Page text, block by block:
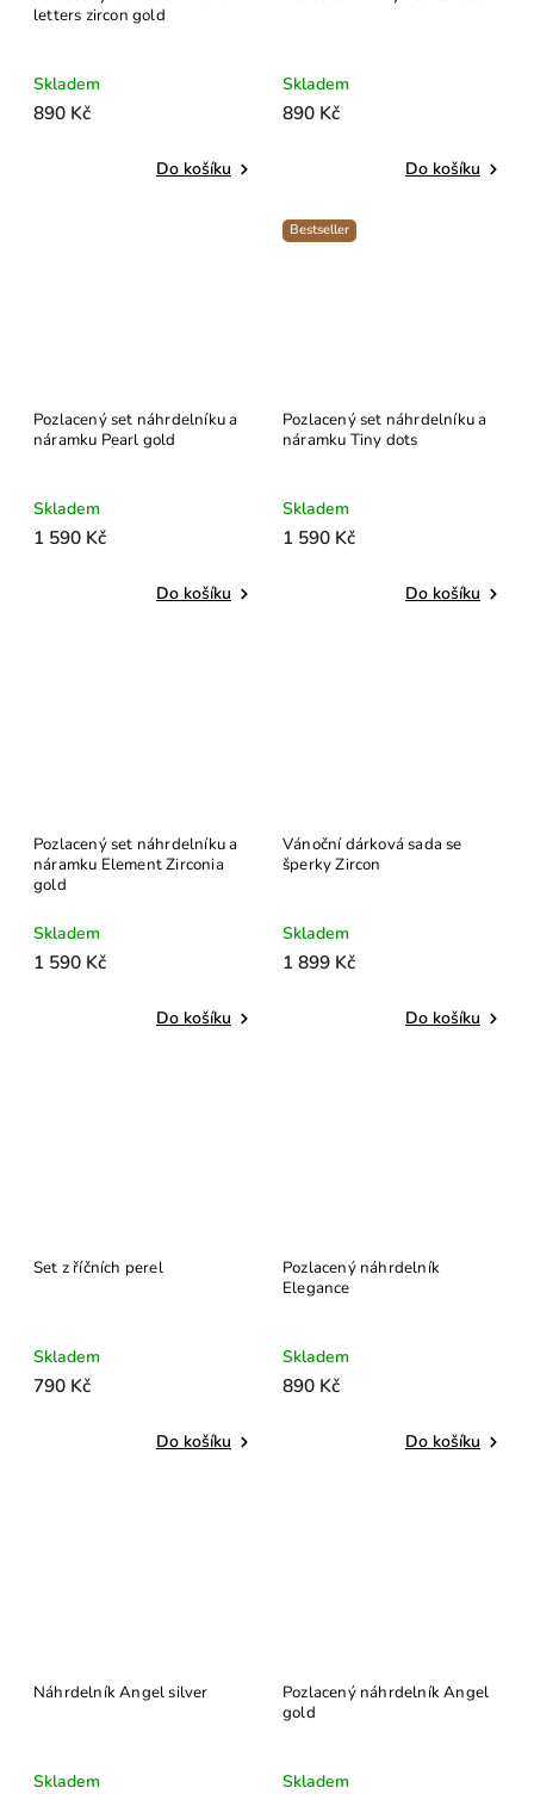
letters zircon gold
Skladem
890 Kč
Do košíku
Skladem
890 Kč
Do košíku
Pozlacený set náhrdelníku a
náramku Pearl gold
Skladem
1 590 Kč
Do košíku
Bestseller
Pozlacený set náhrdelníku a
náramku Tiny dots
Skladem
1 590 Kč
Do košíku
Pozlacený set náhrdelníku a
náramku Element Zirconia
gold
Skladem
1 590 Kč
Do košíku
Vánoční dárková sada se
šperky Zircon
Skladem
1 899 Kč
Do košíku
Set z říčních perel
Skladem
790 Kč
Do košíku
Pozlacený náhrdelník
Elegance
Skladem
890 Kč
Do košíku
Náhrdelník Angel silver
Skladem
Pozlacený náhrdelník Angel
gold
Skladem